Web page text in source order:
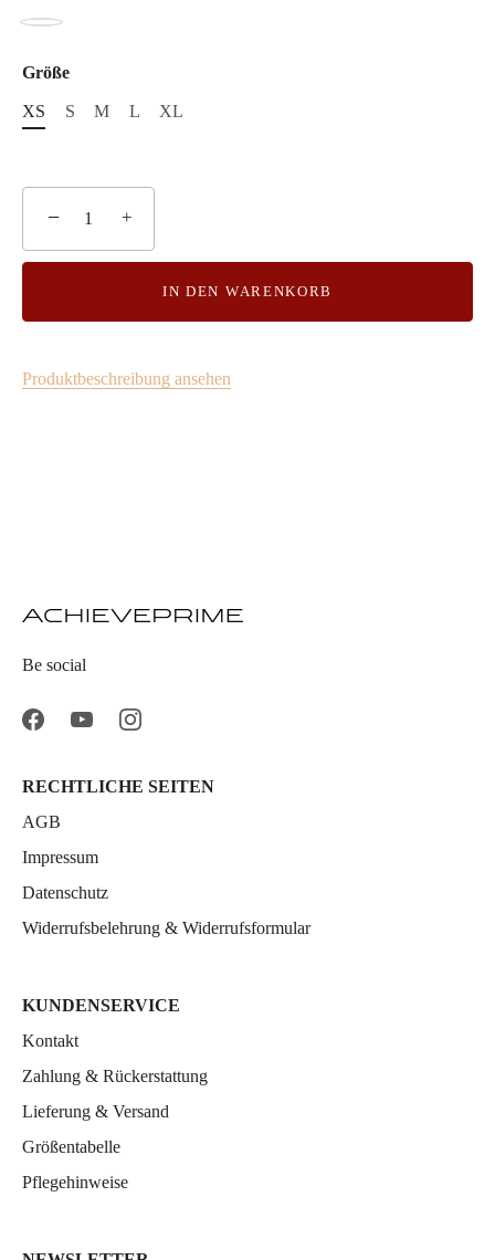
White
Größe
XS S M L XL
− +
IN DEN WARENKORB
Produktbeschreibung ansehen
Be social
RECHTLICHE SEITEN
AGB
Impressum
Datenschutz
Widerrufsbelehrung & Widerrufsformular
KUNDENSERVICE
Kontakt
Zahlung & Rückerstattung
Lieferung & Versand
Größentabelle
Pflegehinweise